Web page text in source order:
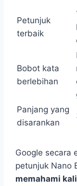
Petunjuk
terbaik
Bobot kata
berlebihan
Panjang yang
disarankan
Google secara
petunjuk Nano
memahami